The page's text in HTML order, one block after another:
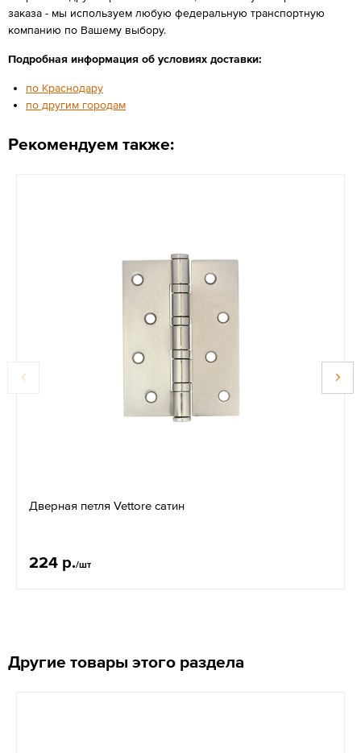
заказа - мы используем любую федеральную транспортную
компанию по Вашему выбору.
Подробная информация об условиях доставки:
по Краснодару
по другим городам
Рекомендуем также:
Дверная петля Vettore сатин
224 р./шт
Другие товары этого раздела